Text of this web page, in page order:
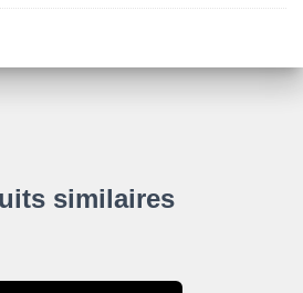
similaires